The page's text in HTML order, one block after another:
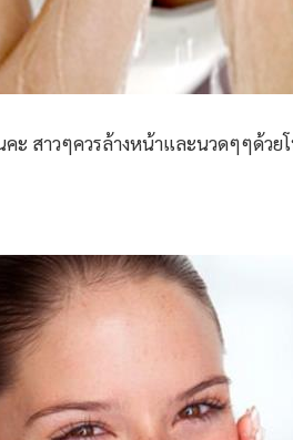
คะ สาวๆควรล้างหน้าและนวดๆๆด้ว